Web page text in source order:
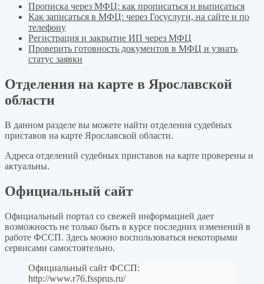
Прописка через МФЦ: как прописаться и выписаться
Как записаться в МФЦ: через Госуслуги, на сайте и по
телефону
Регистрация и закрытие ИП через МФЦ
Проверить готовность документов в МФЦ и узнать
статус заявки
Отделения на карте в Ярославской
области
В данном разделе вы можете найти отделения судебных
приставов на карте Ярославской области.
Адреса отделений судебных приставов на карте проверены и
актуальны.
Официальный сайт
Официальный портал со свежей информацией дает
возможность не только быть в курсе последних изменений в
работе ФССП. Здесь можно воспользоваться некоторыми
сервисами самостоятельно.
Официальный сайт ФССП:
http://www.r76.fssprus.ru/